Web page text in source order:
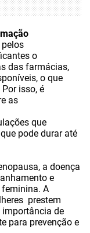
o
das farmácias,
o que
isso, é
as
que
pode durar até
a doença
e
A
prestem
importância de
para prevenção e